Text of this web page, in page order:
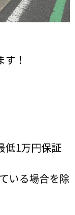
！
低1万円保証
いる場合を除